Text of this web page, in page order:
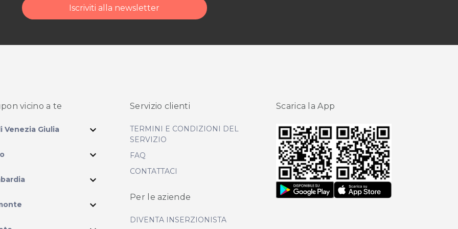
di acquisto scrivi
Iscriviti alla newsletter
vicino a te
Venezia Giulia expand_more
expand_more
expand_more
expand_more
Servizio clienti
TERMINI E CONDIZIONI DEL
SERVIZIO
FAQ
CONTATTACI
Per le aziende
DIVENTA INSERZIONISTA
Scarica la App